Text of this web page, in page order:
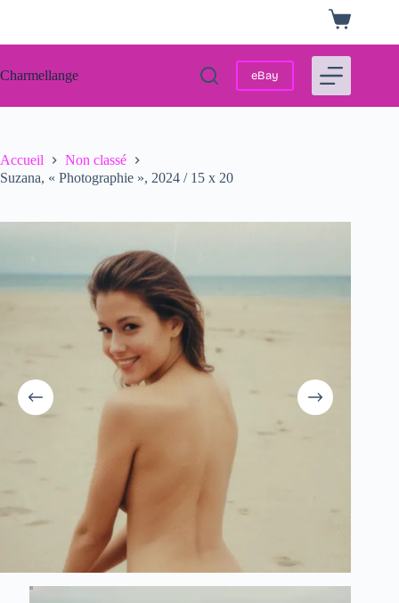
Panier
d’achat
Charmellange eBay
Accueil
Non classé
Suzana, « Photographie », 2024 / 15 x 20